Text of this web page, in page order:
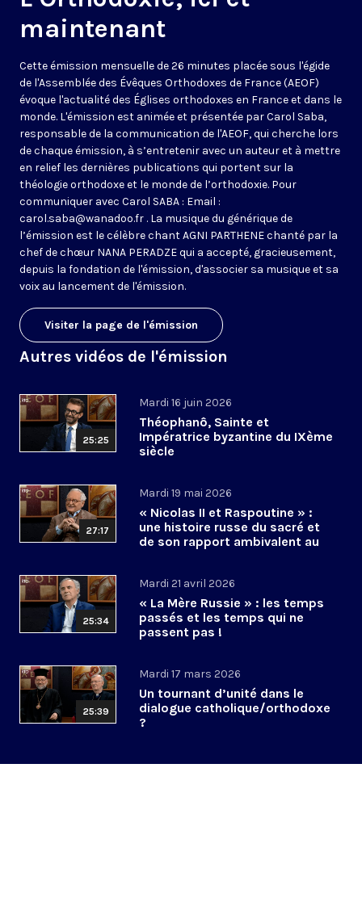
maintenant
Cette émission mensuelle de 26 minutes placée sous l'égide
de l'Assemblée des Évêques Orthodoxes de France (AEOF)
évoque l'actualité des Églises orthodoxes en France et dans le
monde. L'émission est animée et présentée par Carol Saba,
responsable de la communication de l'AEOF, qui cherche lors
de chaque émission, à s’entretenir avec un auteur et à mettre
en relief les dernières publications qui portent sur la
théologie orthodoxe et le monde de l’orthodoxie. Pour
communiquer avec Carol SABA : Email :
carol.saba@wanadoo.fr . La musique du générique de
l’émission est le célèbre chant AGNI PARTHENE chanté par la
chef de chœur NANA PERADZE qui a accepté, gracieusement,
depuis la fondation de l'émission, d'associer sa musique et sa
voix au lancement de l'émission.
Visiter la page de l'émission
Autres vidéos de l'émission
25:25
Mardi 16 juin 2026
Théophanô, Sainte et
Impératrice byzantine du IXème
siècle
27:17
Mardi 19 mai 2026
« Nicolas II et Raspoutine » :
une histoire russe du sacré et
de son rapport ambivalent au
25:34
Mardi 21 avril 2026
« La Mère Russie » : les temps
passés et les temps qui ne
passent pas !
25:39
Mardi 17 mars 2026
Un tournant d’unité dans le
dialogue catholique/orthodoxe
?